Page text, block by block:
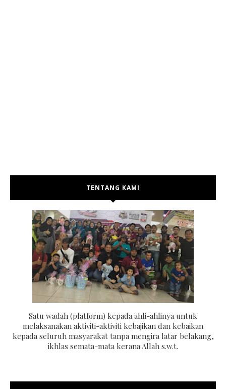
TENTANG KAMI
Satu wadah (platform) kepada ahli-ahlinya untuk
melaksanakan aktiviti-aktiviti kebajikan dan kebaikan
kepada seluruh masyarakat tanpa mengira latar belakang,
ikhlas semata-mata kerana Allah s.w.t.